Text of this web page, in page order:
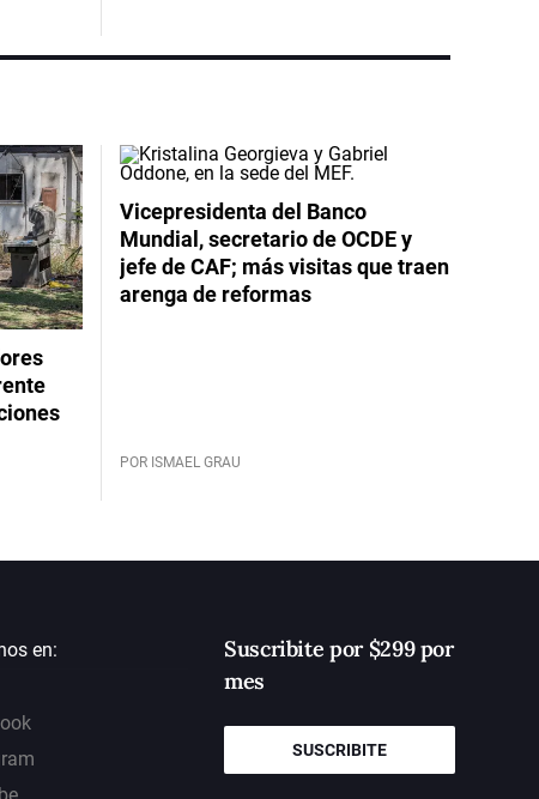
Vicepresidenta del Banco
Mundial, secretario de OCDE y
jefe de CAF; más visitas que traen
arenga de reformas
POR ISMAEL GRAU
en:
Suscribite por $299 por
mes
SUSCRIBITE